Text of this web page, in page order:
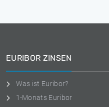
EURIBOR ZINSEN
Was ist Euribor?
1-Monats Euribor